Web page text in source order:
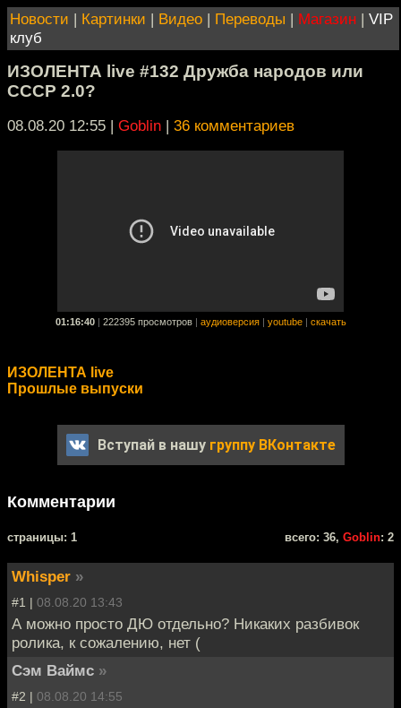
Новости | Картинки | Видео | Переводы | Магазин | VIP
клуб
ИЗОЛЕНТА live #132 Дружба народов или
СССР 2.0?
08.08.20 12:55 | Goblin | 36 комментариев
01:16:40 222395 просмотров аудиоверсия youtube скачать
ИЗОЛЕНТА live
Прошлые выпуски
Вступай в нашу группу ВКонтакте
Комментарии
cтраницы: 1 всего: 36, Goblin: 2
Whisper »
#1 | 08.08.20 13:43
А можно просто ДЮ отдельно? Никаких разбивок
ролика, к сожалению, нет (
Сэм Ваймс »
#2 | 08.08.20 14:55